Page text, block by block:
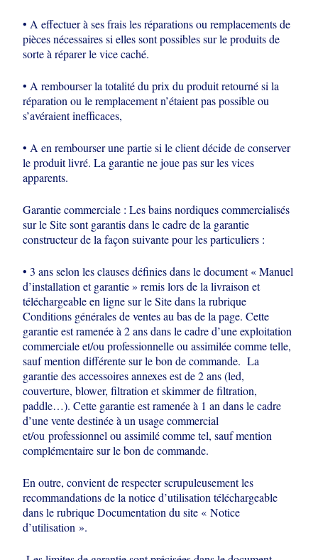
• A effectuer à ses frais les réparations ou remplacements de
pièces nécessaires sielles sont possibles sur le produits de
sorte à réparer le vice caché.
• A rembourser la totalité du prix du produit retourné si la
réparation ou leremplacement n’étaient pas possible ou
s’avéraient inefficaces,
• A en rembourser une partie si le client décide de conserver
le produit livré. La garantie ne joue pas sur les vices
apparents.
Garantie commerciale : Les bains nordiques commercialisés
sur le Site sontgarantis dans le cadre de la garantie
constructeur de la façon suivante pour lesparticuliers :
• 3 ans selon les clauses définies dans le document « Manuel
d’installation et garantie » remis lors de lalivraison et
téléchargeable en ligne sur le Site dans la rubrique
Conditions générales de ventes au bas de la page. Cette
garantie est ramenée à 2 ans dans le cadre d’une exploitation
commerciale et/ou professionnelle ou assimilée comme telle,
sauf mention différente sur le bon de commande. La
garantie des accessoires annexes est de 2 ans (led,
couverture, blower, filtration et skimmer de filtration,
paddle…). Cette garantie est ramenée à 1 an dans le cadre
d’une vente destinée à un usage commercial
et/ouprofessionnel ou assimilé comme tel, sauf mention
complémentaire sur le bon de commande.
En outre, convient de respecter scrupuleusement les
recommandations de la notice d’utilisation téléchargeable
dans le rubrique Documentation du site « Notice
d’utilisation ».